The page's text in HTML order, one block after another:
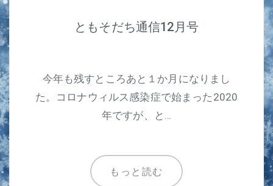
ともそだち通信12月号
今年も残すところあと１か月になりまし
た。コロナウィルス感染症で始まった2020
年ですが、と…
もっと読む